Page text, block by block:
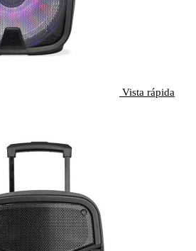
Vista rápida